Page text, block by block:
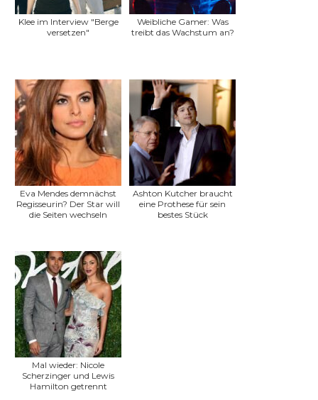
Klee im Interview "Berge
versetzen"
Weibliche Gamer: Was
treibt das Wachstum an?
Eva Mendes demnächst
Regisseurin? Der Star will
die Seiten wechseln
Ashton Kutcher braucht
eine Prothese für sein
bestes Stück
Mal wieder: Nicole
Scherzinger und Lewis
Hamilton getrennt